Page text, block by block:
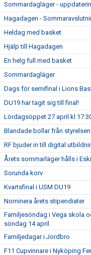
Sommardagläger -
Hagadagen -
Heldag med basket
Hjälp till Hagadagen
En helg full med basket
Sommardagläger
Dags för semifinal i Lions
DU19 har tagit sig till final!
Lördagsöppet 27 april kl
Blandade bollar från styrelsen
RF bjuder in till digital
Årets sommarläger hålls i
Sorunda korv
Kvartsfinal i USM DU19
Nominera årets stipendiater
Familjesöndag i Vega skola
söndag 14 april
Familjedagar i Jordbro
F11 Cupvinnare i Nyköping